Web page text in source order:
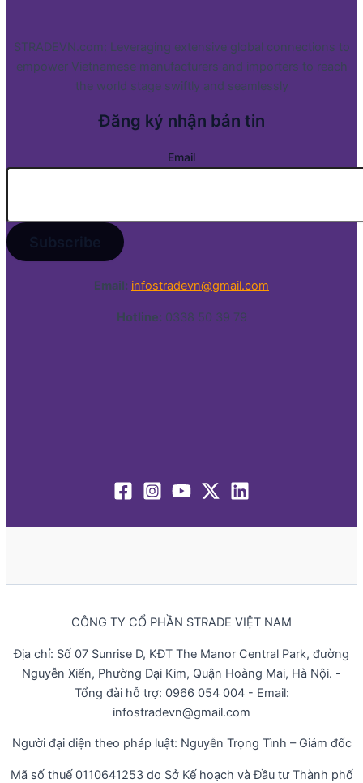
STRADEVN.com: Leveraging extensive global connections to
empower Vietnamese manufacturers and importers to reach
the world stage swiftly and seamlessly
Đăng ký nhận bản tin
Email
Email: infostradevn@gmail.com
Hotline: 0338 50 39 79
CÔNG TY CỔ PHẦN STRADE VIỆT NAM
Địa chỉ: Số 07 Sunrise D, KĐT The Manor Central Park, đường
Nguyễn Xiển, Phường Đại Kim, Quận Hoàng Mai, Hà Nội. -
Tổng đài hỗ trợ: 0966 054 004 - Email:
infostradevn@gmail.com
Người đại diện theo pháp luật: Nguyễn Trọng Tình – Giám đốc
Mã số thuế 0110641253 do Sở Kế hoạch và Đầu tư Thành phố